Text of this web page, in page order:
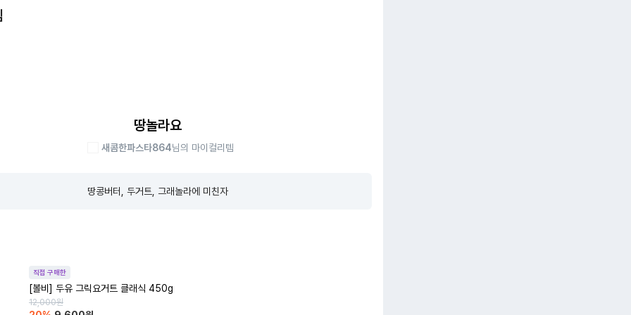
땅놀라요
새콤한파스타864님의 마이컬리템
땅콩버터, 두거트, 그래놀라에 미친자
직접 구매한
[볼비] 두유 그릭요거트 클래식 450g
12,000원